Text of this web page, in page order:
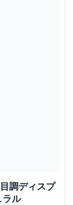
調ディスプ
ラル